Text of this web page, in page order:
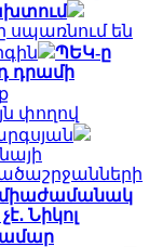
սպառնում են
ՊԵԿ-ը
դրամի
փողով
միաժամանակ
Նիկոլ